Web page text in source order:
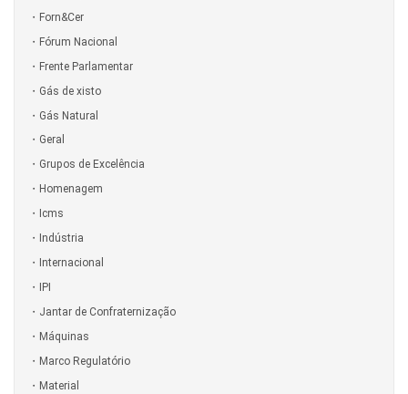
Forn&Cer
Fórum Nacional
Frente Parlamentar
Gás de xisto
Gás Natural
Geral
Grupos de Excelência
Homenagem
Icms
Indústria
Internacional
IPI
Jantar de Confraternização
Máquinas
Marco Regulatório
Material